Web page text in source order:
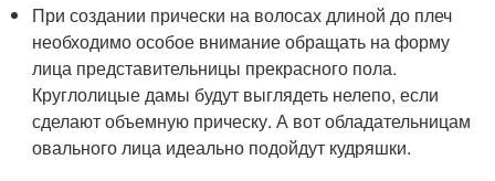
При создании прически на волосах длиной до плеч
необходимо особое внимание обращать на форму
лица представительницы прекрасного пола.
Круглолицые дамы будут выглядеть нелепо, если
сделают объемную прическу. А вот обладательницам
овального лица идеально подойдут кудряшки.